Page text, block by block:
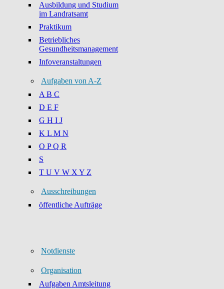
Ausbildung und Studium
im Landratsamt
Praktikum
Betriebliches
Gesundheitsmanagement
Infoveranstaltungen
Aufgaben von A-Z
A B C
D E F
G H I J
K L M N
O P Q R
S
T U V W X Y Z
Ausschreibungen
öffentliche Aufträge
Notdienste
Organisation
Aufgaben Amtsleitung